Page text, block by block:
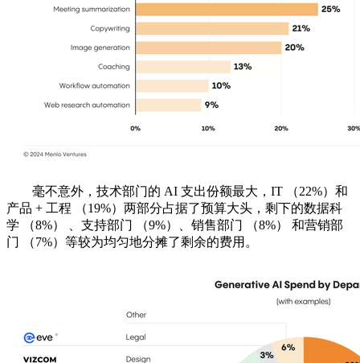
毫不意外，技术部门的 AI 支出份额最大，IT （22%）和
产品 + 工程 （19%）两部分占据了预算大头，剩下的数据科
学 （8%） 、支持部门 （9%）、销售部门 （8%） 和营销部
门 （7%）等较为均匀地分摊了剩余的费用。